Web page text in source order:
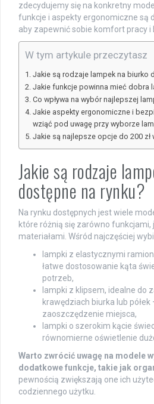
zdecydujemy się na konkretny
funkcje i aspekty ergonomiczne są
aby zapewnić sobie komfort pracy i
W tym artykule przeczytasz
Jakie są rodzaje lampek na biurko
Jakie funkcje powinna mieć dobra
Co wpływa na wybór najlepszej
Jakie aspekty ergonomiczne i
wziąć pod uwagę przy wyborze
Jakie są najlepsze opcje do 200 zł
Jakie są rodzaje
dostępne na rynku?
Na rynku dostępnych jest wiele
które różnią się zarówno funkcjami,
materiałami. Wśród najczęściej
lampki z elastycznymi
łatwe dostosowanie kąta
potrzeb,
lampki z klipsem, idealne do
krawędziach biurka lub
zaoszczędzenie miejsca,
lampki o szerokim kącie
równomierne oświetlenie
Warto zwrócić uwagę na modele
dodatkowe funkcje, takie jak
pewnością zwiększają one ich
codziennego użytku.